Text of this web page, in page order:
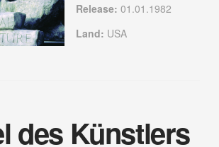
Release: 01.01.1982
Land: USA
des Künstlers